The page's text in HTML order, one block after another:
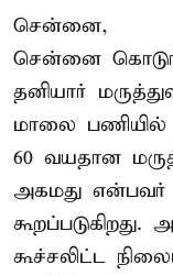
சென்னை,
சென்னை
தனியார்
மாலை பணியில்
60 வயதான
அகமது என்பவர்
கூச்சலிட்ட